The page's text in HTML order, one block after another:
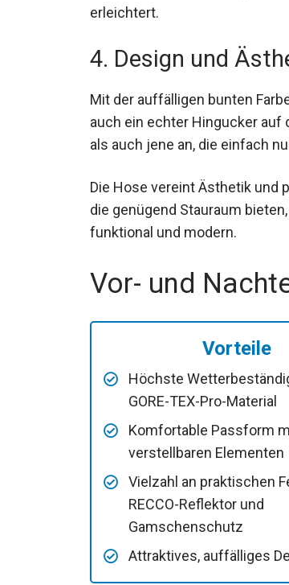
erleichtert.
4. Design und
Mit der auffälligen bunten
auch ein echter Hingucker
Skifahrer als auch jene an, die
Die Hose vereint Ästhetik und
Reißverschlusstaschen, die
Insgesamt ist das Design klar,
Vor- und
Vorteile
Höchste
GORE-TEX-Pro-Material
Komfortable Passform
verstellbaren Elementen
Vielzahl an praktischen
RECCO-Reflektor und
Gamschenschutz
Attraktives, auffälliges